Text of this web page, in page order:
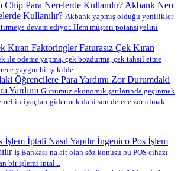
Akbank Neo
Kullanılır? Akbank yapmış olduğu yenilikler
devam ediyor. Hem müşteri potansiyelini
Faturasız Çek Kıran
ile ödeme yapma, çek bozdurma, çek tahsil etme
yaygın bir şekilde...
Zor Durumdaki
Yardımı Günümüz ekonomik şartlarında geçinmek
ihtiyaçları gidermek dahi son derece zor olmak...
İngenico Pos İşlem
İş Bankası’na ait olan söz konusu bu POS cihazı
bir işlemi iptal...